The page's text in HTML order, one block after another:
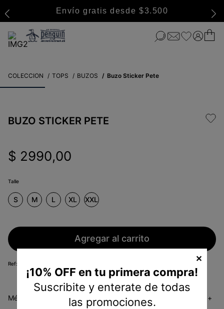
Envío gratis desde $3.500
COLECCION TOPS BUZOS Buzo Sticker Pete
BUZO STICKER PETE
$ 2990,00
Talle
S M L XL XXL
Agregar al carrito
Métodos de envío +
¡10% OFF en tu primera compra!
Suscribite y enterate de todas
las promociones.
✕